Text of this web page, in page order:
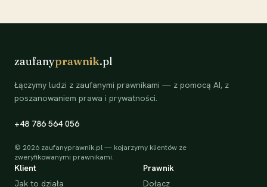
zaufanyprawnik.pl
Łączymy ludzi z zaufanymi prawnikami — z pomocą AI, z
poszanowaniem prawa i prywatności.
+48 786 564 056
© 2026 zaufanyprawnik.pl — kojarzymy klientów ze
zweryfikowanymi prawnikami.
Klient
Jak to działa
Prawnik
Dołącz